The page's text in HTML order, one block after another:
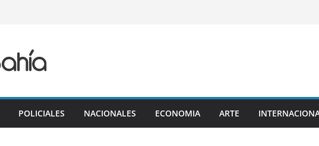
POLICIALES NACIONALES ECONOMIA ARTE